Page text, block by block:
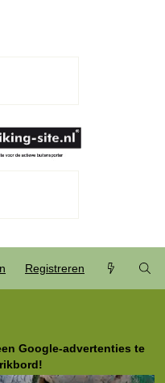
Registreren
Google-advertenties te